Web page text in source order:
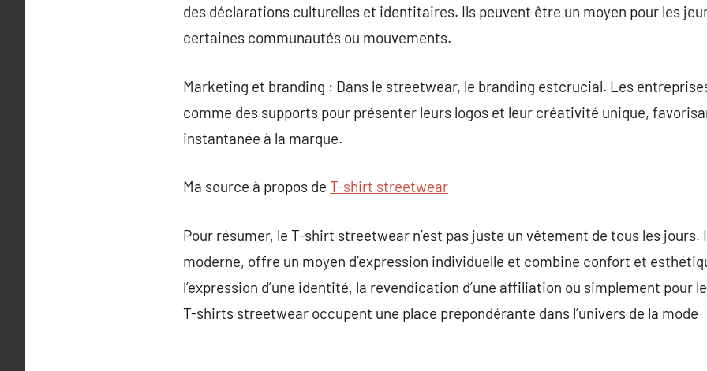
des déclarations culturelles et identitaires. Ils peuvent être un moyen pour les
certaines communautés ou mouvements.
Marketing et branding : Dans le streetwear, le branding estcrucial. Les
comme des supports pour présenter leurs logos et leur créativité unique,
instantanée à la marque.
Ma source à propos de T-shirt streetwear
Pour résumer, le T-shirt streetwear n’est pas juste un vêtement de tous les jours.
moderne, offre un moyen d’expression individuelle et combine confort et
l’expression d’une identité, la revendication d’une affiliation ou simplement pour
T-shirts streetwear occupent une place prépondérante dans l’univers de la mode